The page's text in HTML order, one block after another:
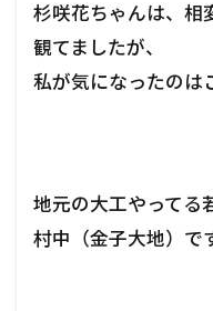
杉咲花ちゃんは、相
観てましたが、
私が気になったのは
地元の大工やってる
村中（金子大地）で